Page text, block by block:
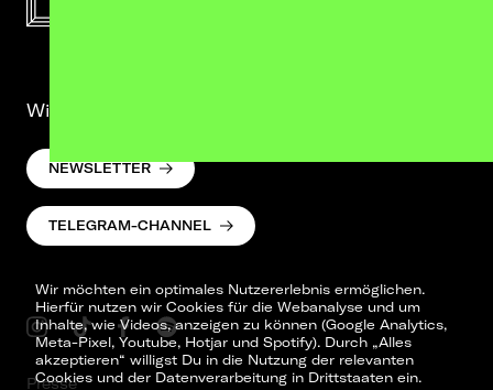
Wir möchten ein optimales Nutzererlebnis ermöglichen.
Hierfür nutzen wir Cookies für die Webanalyse und um
Inhalte, wie Videos, anzeigen zu können (Google Analytics,
Meta-Pixel, Youtube, Hotjar und Spotify). Durch „Alles
akzeptieren“ willigst Du in die Nutzung der relevanten
Cookies und der Datenverarbeitung in Drittstaaten ein.
Wir lassen was hören. Versprochen.
NEWSLETTER
TELEGRAM-CHANNEL
Presse